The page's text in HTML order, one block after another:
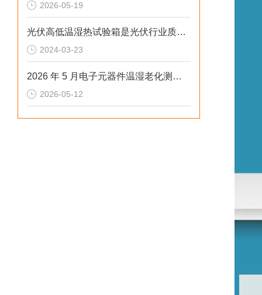
2026-05-19
光伏高低温湿热试验箱是光伏行业质量检测的工具
2024-03-23
2026 年 5 月电子元器件温湿老化测试可编程冷热冲击试验箱排行榜
2026-05-12